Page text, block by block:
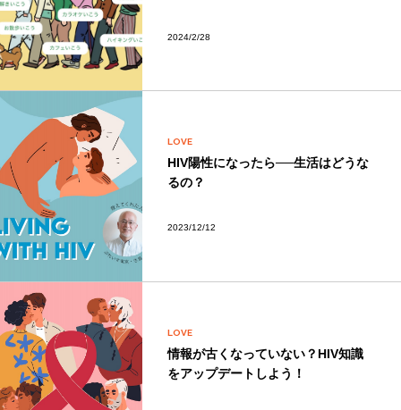
2024/2/28
LOVE
HIV陽性になったら──生活はどうな
るの？
2023/12/12
LOVE
情報が古くなっていない？HIV知識
をアップデートしよう！